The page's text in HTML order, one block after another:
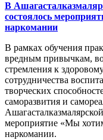
В
состоялось
наркомании
В рамках обучения
вредным привычкам,
стремления к
сотрудничества
творческих
саморазвития и
мероприятие «Мы
наркомании.